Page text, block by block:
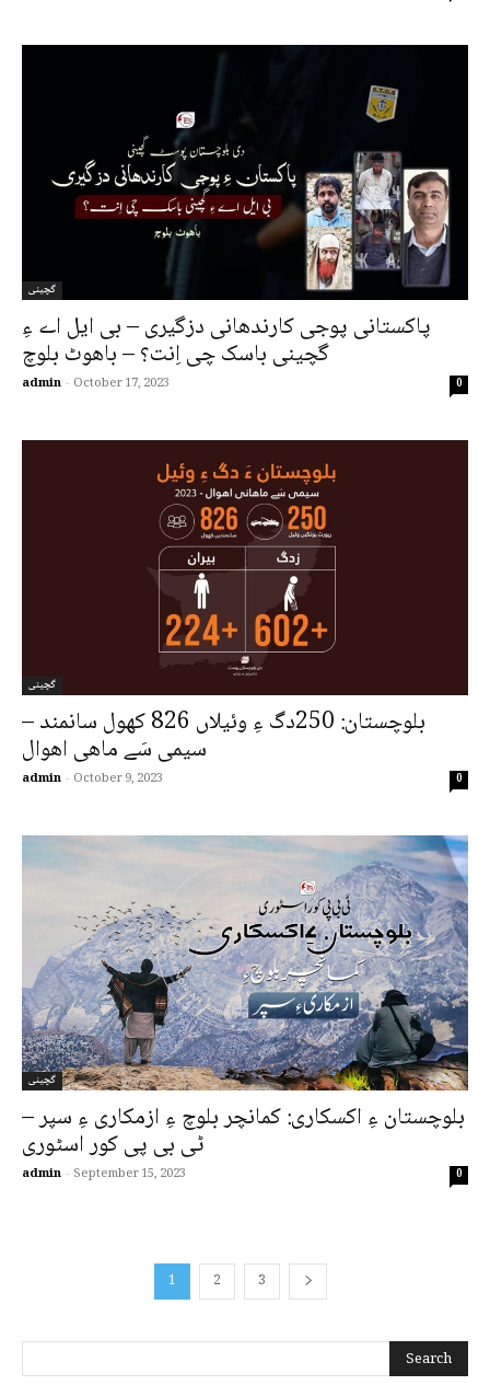
گچینی
پاکستانی پوجی کارندھانی دزگیری – بی ایل اے ءِ
گچینی باسک چی اِنت؟ – باھوٹ بلوچ
admin - October 17, 2023 0
گچینی
بلوچستان: 250دگ ءِ وئیلاں 826 کھول سانمند –
سیمی سَے ماھی اھوال
admin - October 9, 2023 0
گچینی
بلوچستان ءِ اکسکاری: کمانچر بلوچ ءِ ازمکاری ءِ سپر –
ٹی بی پی کور اسٹوری
admin - September 15, 2023 0
1 2 3